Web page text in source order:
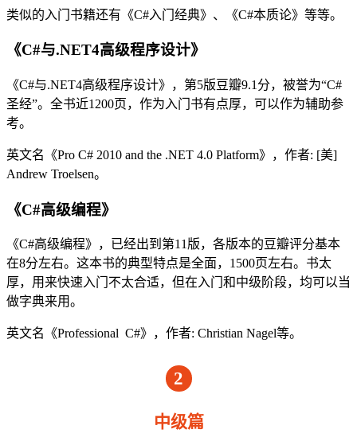
类似的入门书籍还有《C#入门经典》、《C#本质论》等等。
《C#与.NET4高级程序设计》
《C#与.NET4高级程序设计》，第5版豆瓣9.1分，被誉为“C#
圣经”。全书近1200页，作为入门书有点厚，可以作为辅助参
考。
英文名《Pro C# 2010 and the .NET 4.0 Platform》，作者: [美]
Andrew Troelsen。
《C#高级编程》
《C#高级编程》，已经出到第11版，各版本的豆瓣评分基本
在8分左右。这本书的典型特点是全面，1500页左右。书太
厚，用来快速入门不太合适，但在入门和中级阶段，均可以当
做字典来用。
英文名《Professional C#》，作者: Christian Nagel等。
2
中级篇